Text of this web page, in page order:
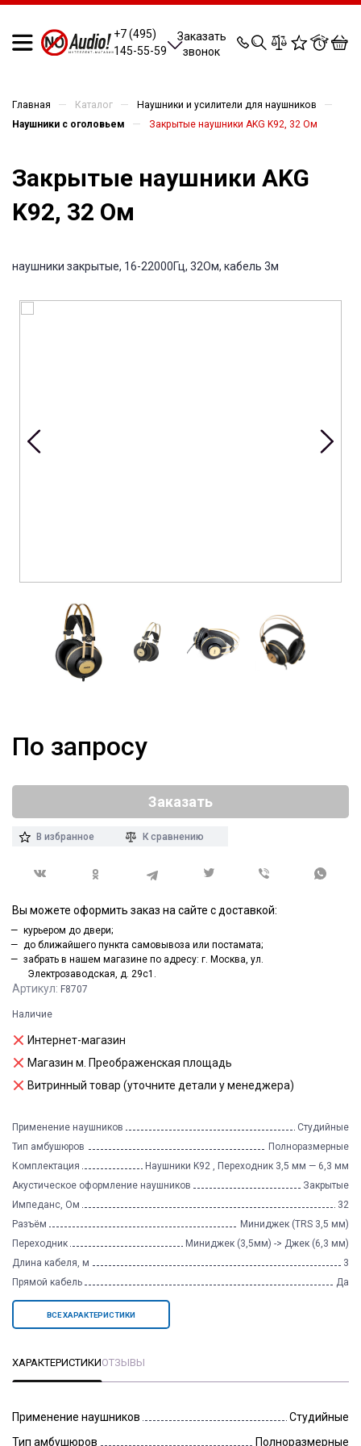
+7 (495)
145-55-59
Заказать
звонок
0 0 0 0
Главная — Каталог — Наушники и усилители для наушников —
Наушники с оголовьем — Закрытые наушники AKG K92, 32 Ом
Закрытые наушники AKG
K92, 32 Ом
наушники закрытые, 16-22000Гц, 32Ом, кабель 3м
Артикул: F8707
Наличие
Интернет-магазин
Магазин м. Преображенская площадь
Витринный товар (уточните детали у менеджера)
Применение наушников
Студийные
Тип амбушюров
Полноразмерные
Комплектация
Наушники K92 , Переходник 3,5 мм — 6,3 мм
Акустическое оформление наушников
Закрытые
Импеданс, Ом
32
Разъём
Миниджек (TRS 3,5 мм)
Переходник
Миниджек (3,5мм) -> Джек (6,3 мм)
Длина кабеля, м
3
Прямой кабель
Да
ВСЕ ХАРАКТЕРИСТИКИ
По запросу
Заказать
В избранное К сравнению
Вы можете оформить заказ на сайте с доставкой:
курьером до двери;
до ближайшего пункта самовывоза или постамата;
забрать в нашем магазине по адресу: г. Москва, ул.
Электрозаводская, д. 29с1.
ХАРАКТЕРИСТИКИОТЗЫВЫ
Применение наушников
Студийные
Тип амбушюров
Полноразмерные